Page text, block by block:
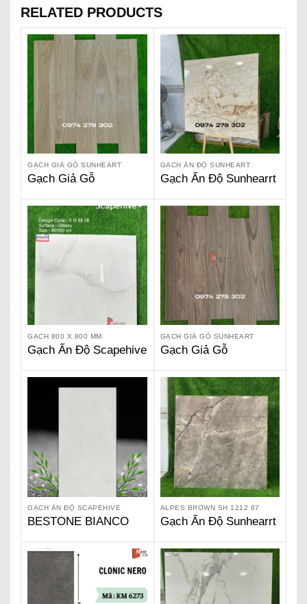
RELATED PRODUCTS
GẠCH GIẢ GỖ SUNHEART
Gạch Giả Gỗ
Cream SW 212 01
GẠCH ẤN ĐỘ SUNHEART
Gạch Ấn Độ Sunhearrt
River Beige SG 1212
01
GẠCH 800 X 800 MM
Gạch Ấn Độ Scapehive
SG 8808
GẠCH GIẢ GỖ SUNHEART
Gạch Giả Gỗ
Coffee SW 212 08
GẠCH ẤN ĐỘ SCAPEHIVE
BESTONE BIANCO
ĐỘ SCAPEHIVE
ALPES BROWN SH 1212 67
Gạch Ấn Độ Sunhearrt
67